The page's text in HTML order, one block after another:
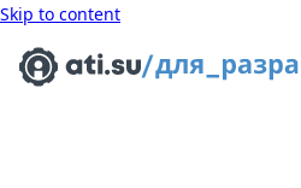
Skip to content